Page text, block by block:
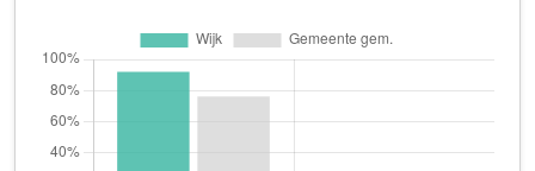
Boerenweg 67
Tuincentrum Arcen B.V.